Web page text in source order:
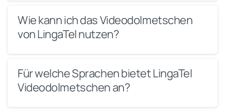
Wie kann ich das Videodolmetschen
von LingaTel nutzen?
Für welche Sprachen bietet LingaTel
Videodolmetschen an?